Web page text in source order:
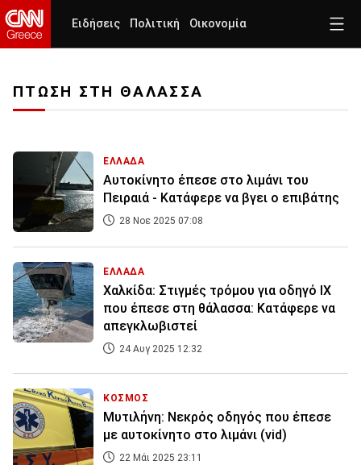
Ειδήσεις Πολιτική Οικονομία
ΠΤΩΣΗ ΣΤΗ ΘΑΛΑΣΣΑ
ΕΛΛΑΔΑ
Αυτοκίνητο έπεσε στο λιμάνι του
Πειραιά - Κατάφερε να βγει ο επιβάτης
28 Νοε 2025 07:08
ΕΛΛΑΔΑ
Χαλκίδα: Στιγμές τρόμου για οδηγό ΙΧ
που έπεσε στη θάλασσα: Κατάφερε να
απεγκλωβιστεί
24 Αυγ 2025 12:32
ΚΟΣΜΟΣ
Μυτιλήνη: Νεκρός οδηγός που έπεσε
με αυτοκίνητο στο λιμάνι (vid)
22 Μάι 2025 23:11